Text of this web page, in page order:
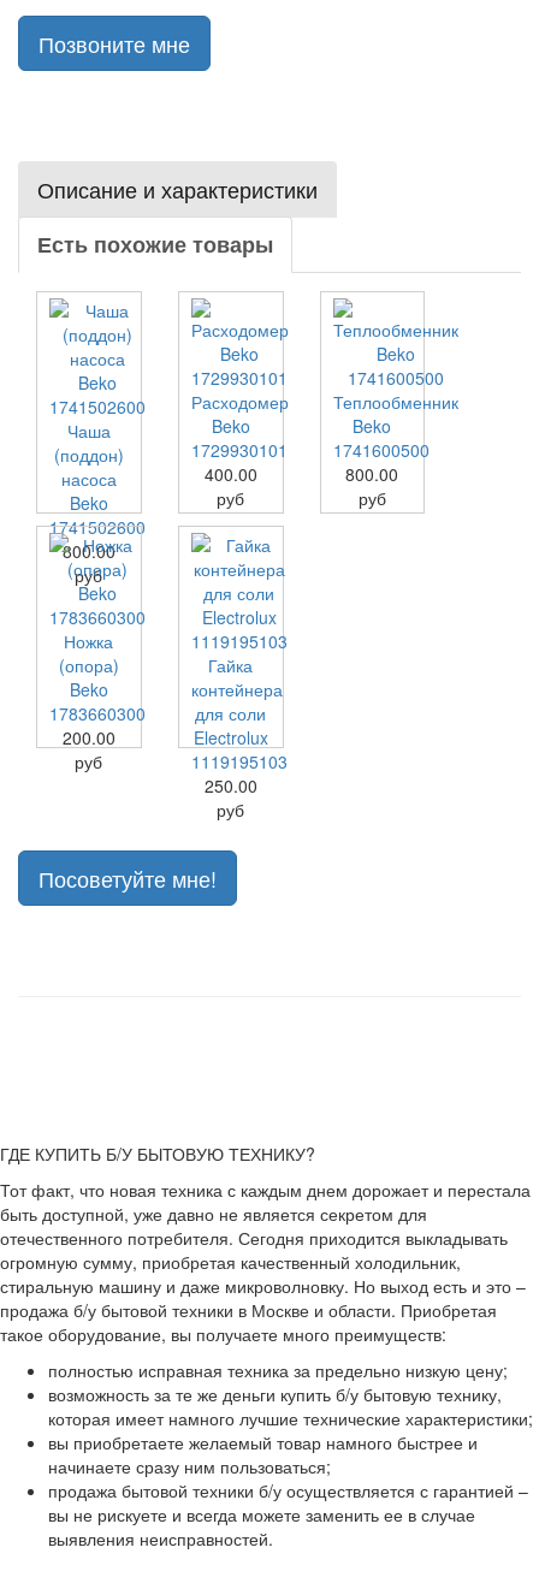
Позвоните мне
Описание и характеристики
Есть похожие товары
Чаша
(поддон)
насоса
Beko
1741502600
800.00
руб
Расходомер
Beko
1729930101
400.00
руб
Теплообменник
Beko
1741600500
800.00
руб
Ножка
(опора)
Beko
1783660300
200.00
руб
Гайка
контейнера
для соли
Electrolux
1119195103
250.00
руб
Посоветуйте мне!
ГДЕ КУПИТЬ Б/У БЫТОВУЮ ТЕХНИКУ?
Тот факт, что новая техника с каждым днем дорожает и перестала
быть доступной, уже давно не является секретом для
отечественного потребителя. Сегодня приходится выкладывать
огромную сумму, приобретая качественный холодильник,
стиральную машину и даже микроволновку. Но выход есть и это –
продажа б/у бытовой техники в Москве и области. Приобретая
такое оборудование, вы получаете много преимуществ:
полностью исправная техника за предельно низкую цену;
возможность за те же деньги купить б/у бытовую технику,
которая имеет намного лучшие технические характеристики;
вы приобретаете желаемый товар намного быстрее и
начинаете сразу ним пользоваться;
продажа бытовой техники б/у осуществляется с гарантией –
вы не рискуете и всегда можете заменить ее в случае
выявления неисправностей.